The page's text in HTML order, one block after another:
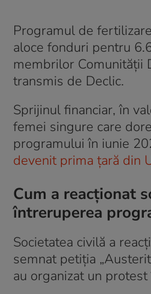
Programul de
aloce fonduri pentru
membrilor Comunității
transmis de Declic.
Sprijinul financiar, în
femei singure care
programului în iunie
devenit prima țară din
Cum a reacționat
întreruperea
Societatea civilă a
semnat petiția
au organizat un